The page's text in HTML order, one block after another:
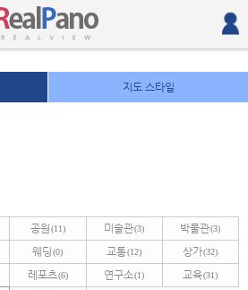
지도 스타일
공원(11) 미술관(3) 박물관(3)
웨딩 (0) 교통(12) 상가(32)
레포츠(6) 연구소(1) 교육(31)
스케치북5
스케치북5